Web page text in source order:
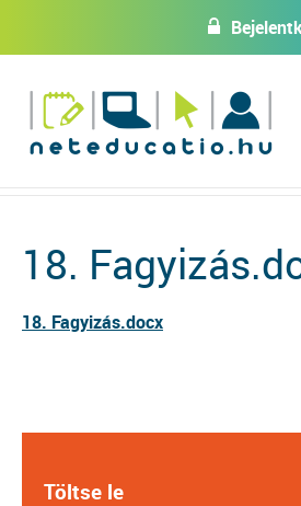
w
18.
18. Fagyizás.docx
Töltse le